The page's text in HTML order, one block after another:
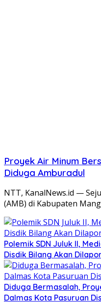
Proyek Air Minum
Diduga Amburadul
NTT, KanalNews.id —
(AMB) di Kabupaten
Polemik SDN Juluk II,
Disdik Bilang Akan
Diduga Bermasalah,
Dalmas Kota Pasuruan